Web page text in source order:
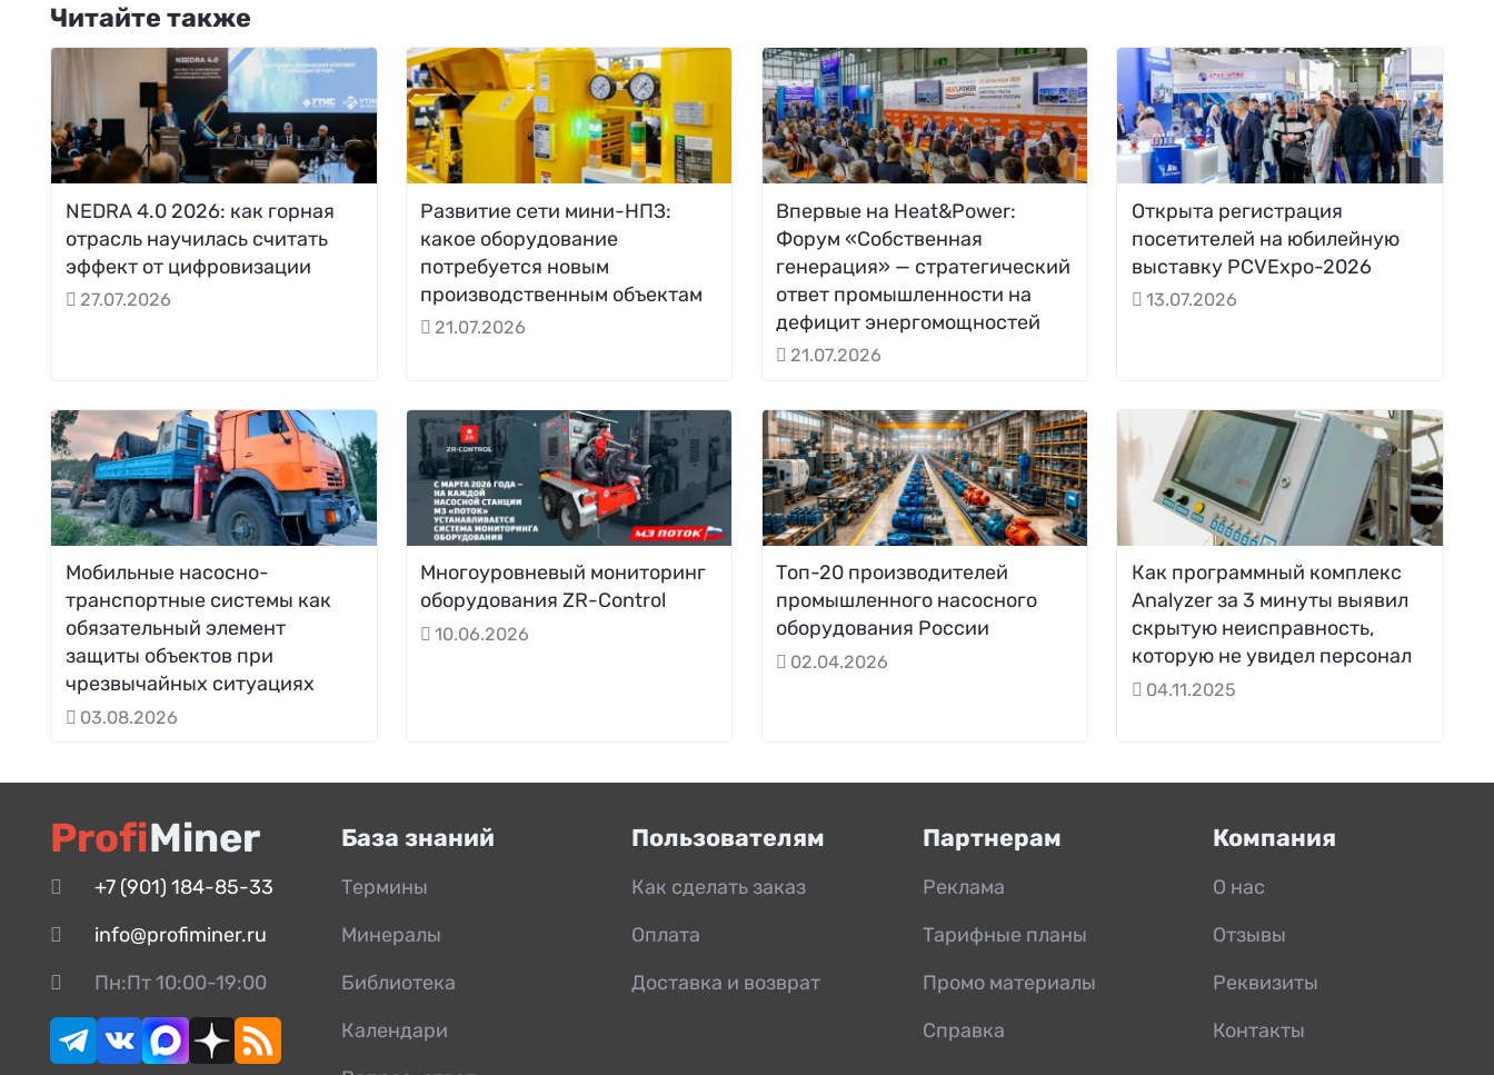
Читайте также
NEDRA 4.0 2026: как горная
отрасль научилась считать
эффект от цифровизации
27.07.2026
Развитие сети мини-НПЗ:
какое оборудование
потребуется новым
производственным объектам
21.07.2026
Впервые на Heat&Power:
Форум «Собственная
генерация» — стратегический
ответ промышленности на
дефицит энергомощностей
21.07.2026
Открыта регистрация
посетителей на юбилейную
выставку PCVExpo-2026
13.07.2026
Мобильные насосно-
транспортные системы как
обязательный элемент
защиты объектов при
чрезвычайных ситуациях
03.08.2026
Многоуровневый мониторинг
оборудования ZR-Control
10.06.2026
Топ-20 производителей
промышленного насосного
оборудования России
02.04.2026
Как программный комплекс
Analyzer за 3 минуты выявил
скрытую неисправность,
которую не увидел персонал
04.11.2025
ProfiMiner
+7 (901) 184-85-33
info@profiminer.ru
Пн:Пт 10:00-19:00
База знаний
Термины
Минералы
Библиотека
Календари
Пользователям
Как сделать заказ
Оплата
Доставка и возврат
Партнерам
Реклама
Тарифные планы
Промо материалы
Справка
Компания
О нас
Отзывы
Реквизиты
Контакты